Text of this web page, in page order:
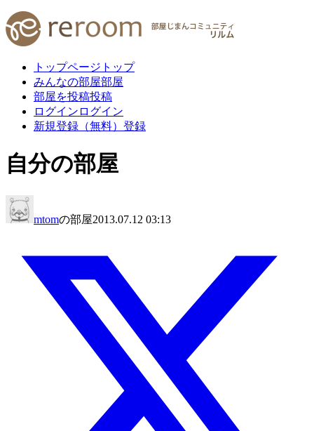
トップページ トップ
みんなの部屋部屋
部屋を投稿投稿
ログイン ログイン
新規登録（無料） 登録
自分の部屋
mtomの部屋2013.07.12 03:13